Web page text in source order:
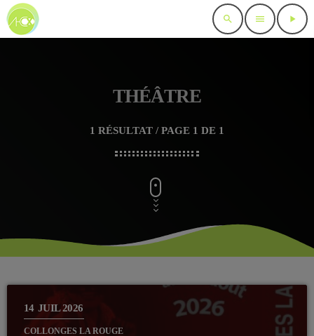
search menu play_arrow
THÉÂTRE
1 RÉSULTAT / PAGE 1 DE 1
14 JUIL 2026
COLLONGES LA ROUGE